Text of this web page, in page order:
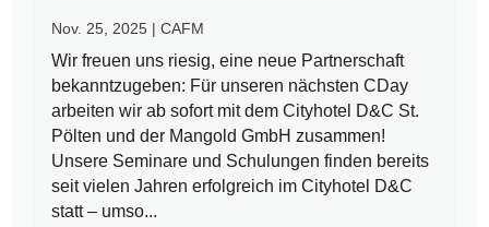
Nov. 25, 2025 |CAFM
Wir freuen uns riesig, eine neue Partnerschaft
bekanntzugeben: Für unseren nächsten CDay
arbeiten wir ab sofort mit dem Cityhotel D&C St.
Pölten und der Mangold GmbH zusammen!
Unsere Seminare und Schulungen finden bereits
seit vielen Jahren erfolgreich im Cityhotel D&C
statt – umso...